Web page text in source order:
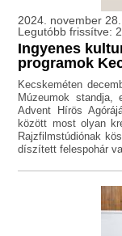
2024. november
Legutóbb frissítve:
Ingyenes
programok
Kecskeméten
Múzeumok
Advent Hírös
között most olyan
Rajzfilmstúdiónak
díszített felespohár